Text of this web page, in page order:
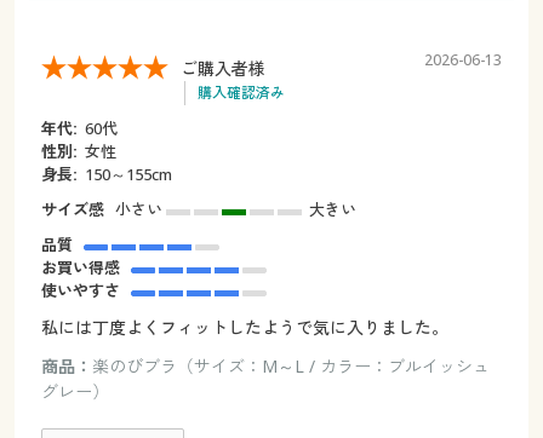
ご購入者様
購入確認済み
2026-06-13
年代: 60代
性別: 女性
身長: 150～155cm
サイズ感 小さい
大きい
品質
お買い得感
使いやすさ
私には丁度よくフィットしたようで気に入りました。
商品： 楽のびブラ（サイズ：M～L / カラー：ブルイッシュ
グレー）